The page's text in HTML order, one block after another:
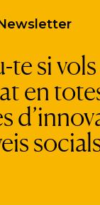
te si
en